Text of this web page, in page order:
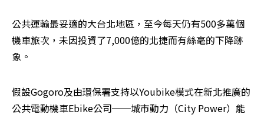
公共運輸最妥適的大台北地區，至今每天仍有500多萬個
機車旅次，未因投資了7,000億的北捷而有絲毫的下降跡
象。
假設Gogoro及由環保署支持以Youbike模式在新北推廣的
公共電動機車Ebike公司──城市動力（City Power）能